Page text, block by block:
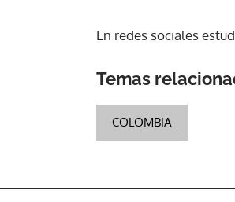
En redes sociales
Temas
COLOMBIA